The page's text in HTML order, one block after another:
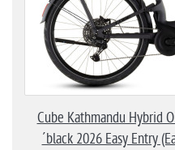
Cube Kathmandu Hybrid
´black 2026 Easy Entry